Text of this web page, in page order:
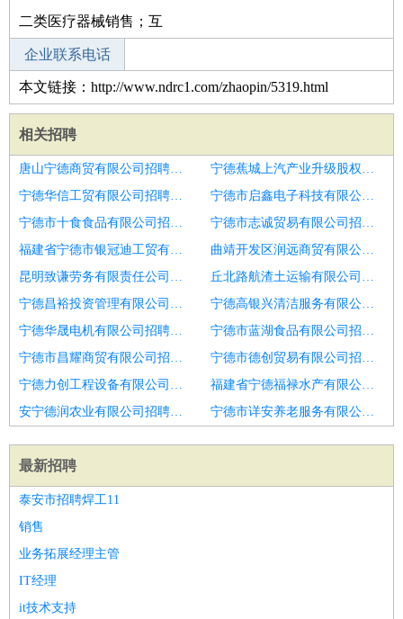
二类医疗器械销售；互
企业联系电话
本文链接：http://www.ndrc1.com/zhaopin/5319.html
相关招聘
唐山宁德商贸有限公司招聘治疗室护士
宁德蕉城上汽产业升级股权投资合伙企业(有限合伙)招聘精神科
宁德华信工贸有限公司招聘护士
宁德市启鑫电子科技有限公司招聘护士
宁德市十食食品有限公司招聘护士
宁德市志诚贸易有限公司招聘护士
福建省宁德市银冠迪工贸有限公司招聘口腔护士,护士
曲靖开发区润远商贸有限公司招聘口腔护士
昆明致谦劳务有限责任公司招聘护士
丘北路航渣土运输有限公司招聘护士
宁德昌裕投资管理有限公司招聘口腔护士
宁德高银兴清洁服务有限公司招聘护士
宁德华晟电机有限公司招聘护士长
宁德市蓝湖食品有限公司招聘护士
宁德市昌耀商贸有限公司招聘护士
宁德市德创贸易有限公司招聘医美私密操作护士
宁德力创工程设备有限公司招聘护士
福建省宁德福禄水产有限公司招聘内科护士,外科护士
安宁德润农业有限公司招聘口腔护士
宁德市详安养老服务有限公司招聘手术室护士长
最新招聘
泰安市招聘焊工11
销售
业务拓展经理主管
IT经理
it技术支持